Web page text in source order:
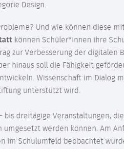
Design.
Und wie können diese
können Schüler*innen ihre
zur Verbesserung der digitalen
hinaus soll die Fähigkeit
Wissenschaft im Dialog
unterstützt wird.
bis dreitägige Veranstaltungen,
werden können. Am
im Schulumfeld beobachtet